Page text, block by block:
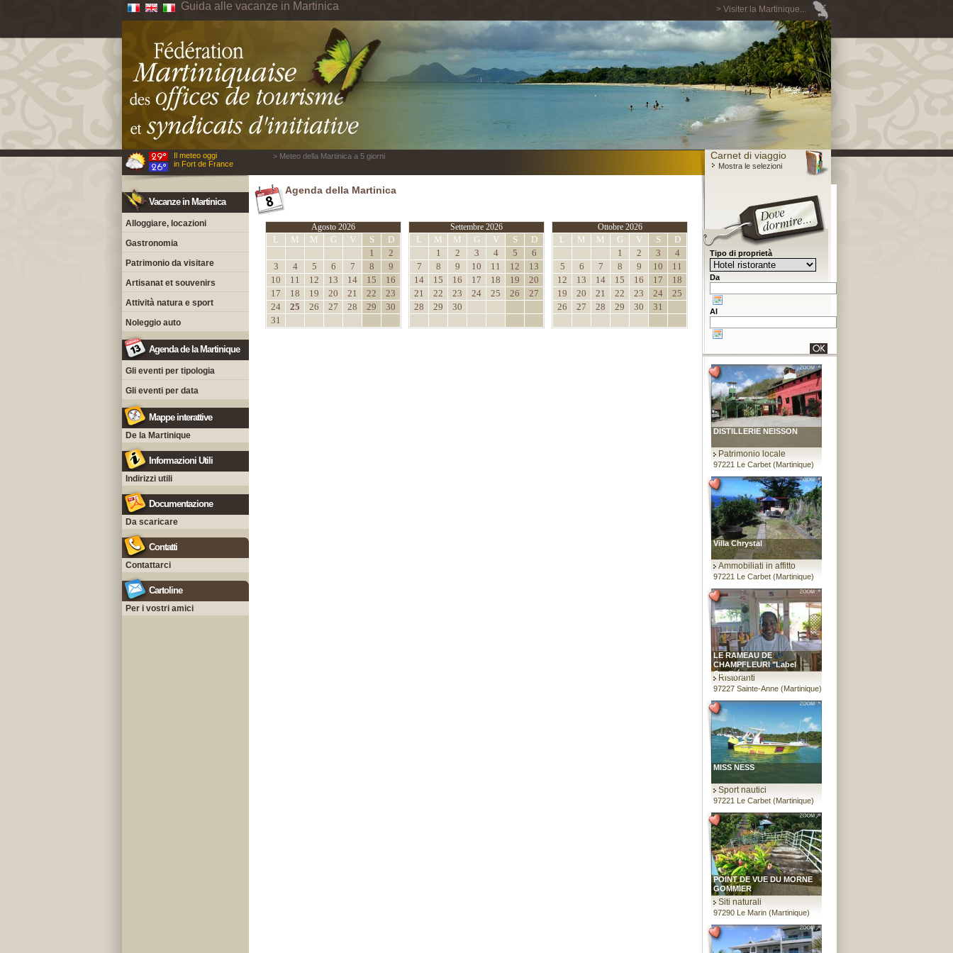
> Visiter la Martinique...
Guida alle vacanze in Martinica
Il meteo oggi
in Fort de France
> Meteo della Martinica a 5 giorni Carnet di viaggio
Mostra le selezioni
Vacanze in Martinica
Alloggiare, locazioni
Gastronomia
Patrimonio da visitare
Artisanat et souvenirs
Attività natura e sport
Noleggio auto
Agenda de la Martinique
Gli eventi per tipologia
Gli eventi per data
Mappe interattive
De la Martinique
Informazioni Utili
Indirizzi utili
Documentazione
Da scaricare
Contatti
Contattarci
Cartoline
Per i vostri amici
Agenda della Martinica
Agosto 2026
L M M G V S
D
1
2
3
4 5 6 7 8
9
10
11 12 13 14 15
16
17
18 19 20 21 22
23
24
25 26 27 28 29
30
31
Settembre 2026
L M M G V S
D
1
2 3 4 5
6
7
8 9 10 11 12
13
14
15 16 17 18 19
20
21
22 23 24 25 26
27
28
29 30
Ottobre 2026
L M M G V S
D
1
2 3
4
5
6 7 8 9 10
11
12
13 14 15 16 17
18
19
20 21 22 23 24
25
26
27 28 29 30 31
Tipo di proprietà
Da
Al
DISTILLERIE NEISSON
Patrimonio locale
97221 Le Carbet (Martinique)
Villa Chrystal
Ammobiliati in affitto
97221 Le Carbet (Martinique)
LE RAMEAU DE
CHAMPFLEURI "Label
Qualité ...
Ristoranti
97227 Sainte-Anne (Martinique)
MISS NESS
Sport nautici
97221 Le Carbet (Martinique)
POINT DE VUE DU MORNE
GOMMIER
Siti naturali
97290 Le Marin (Martinique)